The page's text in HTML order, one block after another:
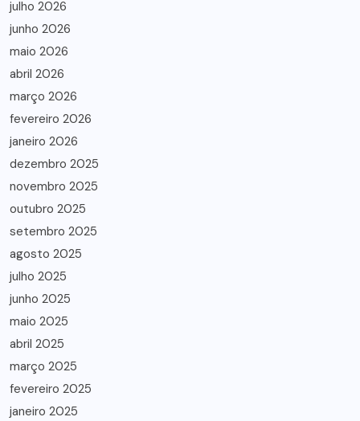
julho 2026
junho 2026
maio 2026
abril 2026
março 2026
fevereiro 2026
janeiro 2026
dezembro 2025
novembro 2025
outubro 2025
setembro 2025
agosto 2025
julho 2025
junho 2025
maio 2025
abril 2025
março 2025
fevereiro 2025
janeiro 2025